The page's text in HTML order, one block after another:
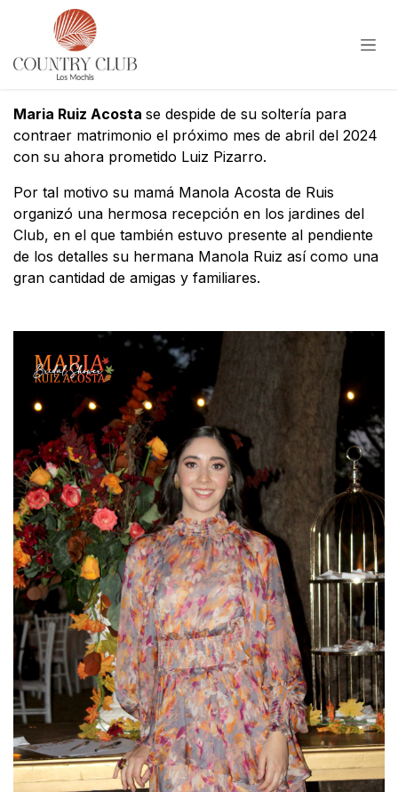
Ir al contenido
Maria Ruiz Acosta se despide de su soltería para
contraer matrimonio el próximo mes de abril del 2024
con su ahora prometido Luiz Pizarro.
Por tal motivo su mamá Manola Acosta de Ruis
organizó una hermosa recepción en los jardines del
Club, en el que también estuvo presente al pendiente
de los detalles su hermana Manola Ruiz así como una
gran cantidad de amigas y familiares.